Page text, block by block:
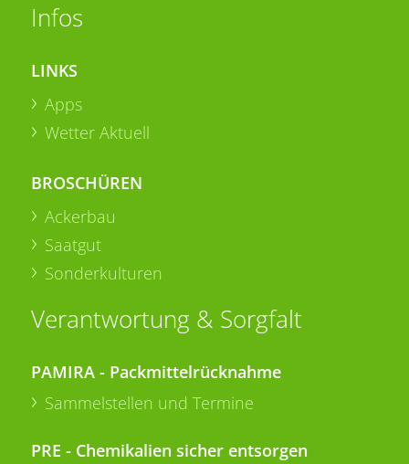
Infos
LINKS
Apps
Wetter Aktuell
BROSCHÜREN
Ackerbau
Saatgut
Sonderkulturen
Verantwortung & Sorgfalt
PAMIRA - Packmittelrücknahme
Sammelstellen und Termine
PRE - Chemikalien sicher entsorgen